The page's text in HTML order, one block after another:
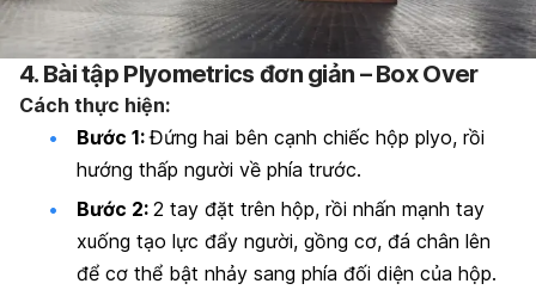
4. Bài tập Plyometrics đơn giản – Box Over
Cách thực hiện:
Bước 1:Đứng hai bên cạnh chiếc hộp plyo, rồi
hướng thấp người về phía trước.
Bước 2: 2 tay đặt trên hộp, rồi nhấn mạnh tay
xuống tạo lực đẩy người, gồng cơ, đá chân lên
để cơ thể bật nhảy sang phía đối diện của hộp.